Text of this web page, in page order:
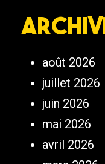
août 2026
juillet 2026
juin 2026
mai 2026
avril 2026